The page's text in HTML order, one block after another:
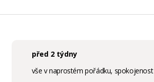
před 2 týdny
vše v naprostém pořádku, spokojenost